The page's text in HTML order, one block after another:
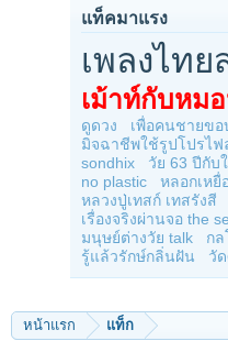
แท็คมาแรง
เพลงไทย
เม้าท์กับหม
ดูดวง
เพื่อคนชายขอ
มิจฉาชีพใช้รูปโปรไฟ
sondhix
วัย 63 ปีกับ
no plastic
หลอกเหยื่
หลวงปู่เทสก์ เทสรังสี
เรื่องจริงผ่านจอ the
มนุษย์ต่างวัย talk
กล
รู้แล้วรักษ์กลิ่นฝัน
วั
หน้าแรก แท็ก